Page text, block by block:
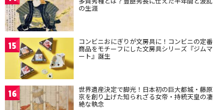
の生涯
15 コンビニおにぎりが文房具に！コンビニの定番
商品をモチーフにした文房具シリーズ『ジムマ
ート』誕生
16 世界遺産決定で脚光！日本初の巨大都城・藤原
京を創り上げた知られざる女帝・持統天皇の凄
絶な執念